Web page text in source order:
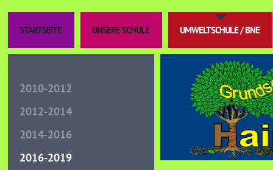
STARTSEITE UNSERE SCHULE UMWELTSCHULE / BNE
2010-2012
2012-2014
2014-2016
2016-2019